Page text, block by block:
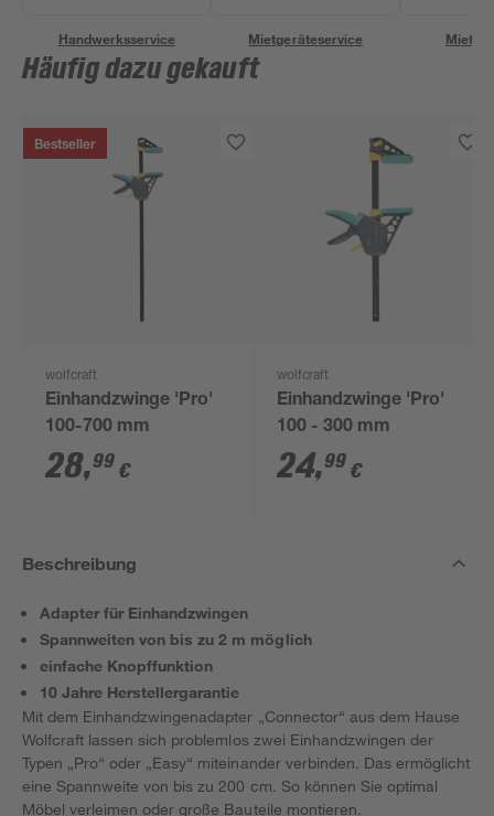
Handwerksservice Mietgeräteservice
Häufig dazu gekauft
Bestseller
wolfcraft
Einhandzwinge 'Pro'
100-700 mm
28,99 €
wolfcraft
Einhandzwinge 'Pro'
100 - 300 mm
24,99 €
Beschreibung
Adapter für Einhandzwingen
Spannweiten von bis zu 2 m möglich
einfache Knopffunktion
10 Jahre Herstellergarantie
Mit dem Einhandzwingenadapter „Connector“ aus dem Hause
Wolfcraft lassen sich problemlos zwei Einhandzwingen der
Typen „Pro“ oder „Easy“ miteinander verbinden. Das ermöglicht
eine Spannweite von bis zu 200 cm. So können Sie optimal
Möbel verleimen oder große Bauteile montieren.